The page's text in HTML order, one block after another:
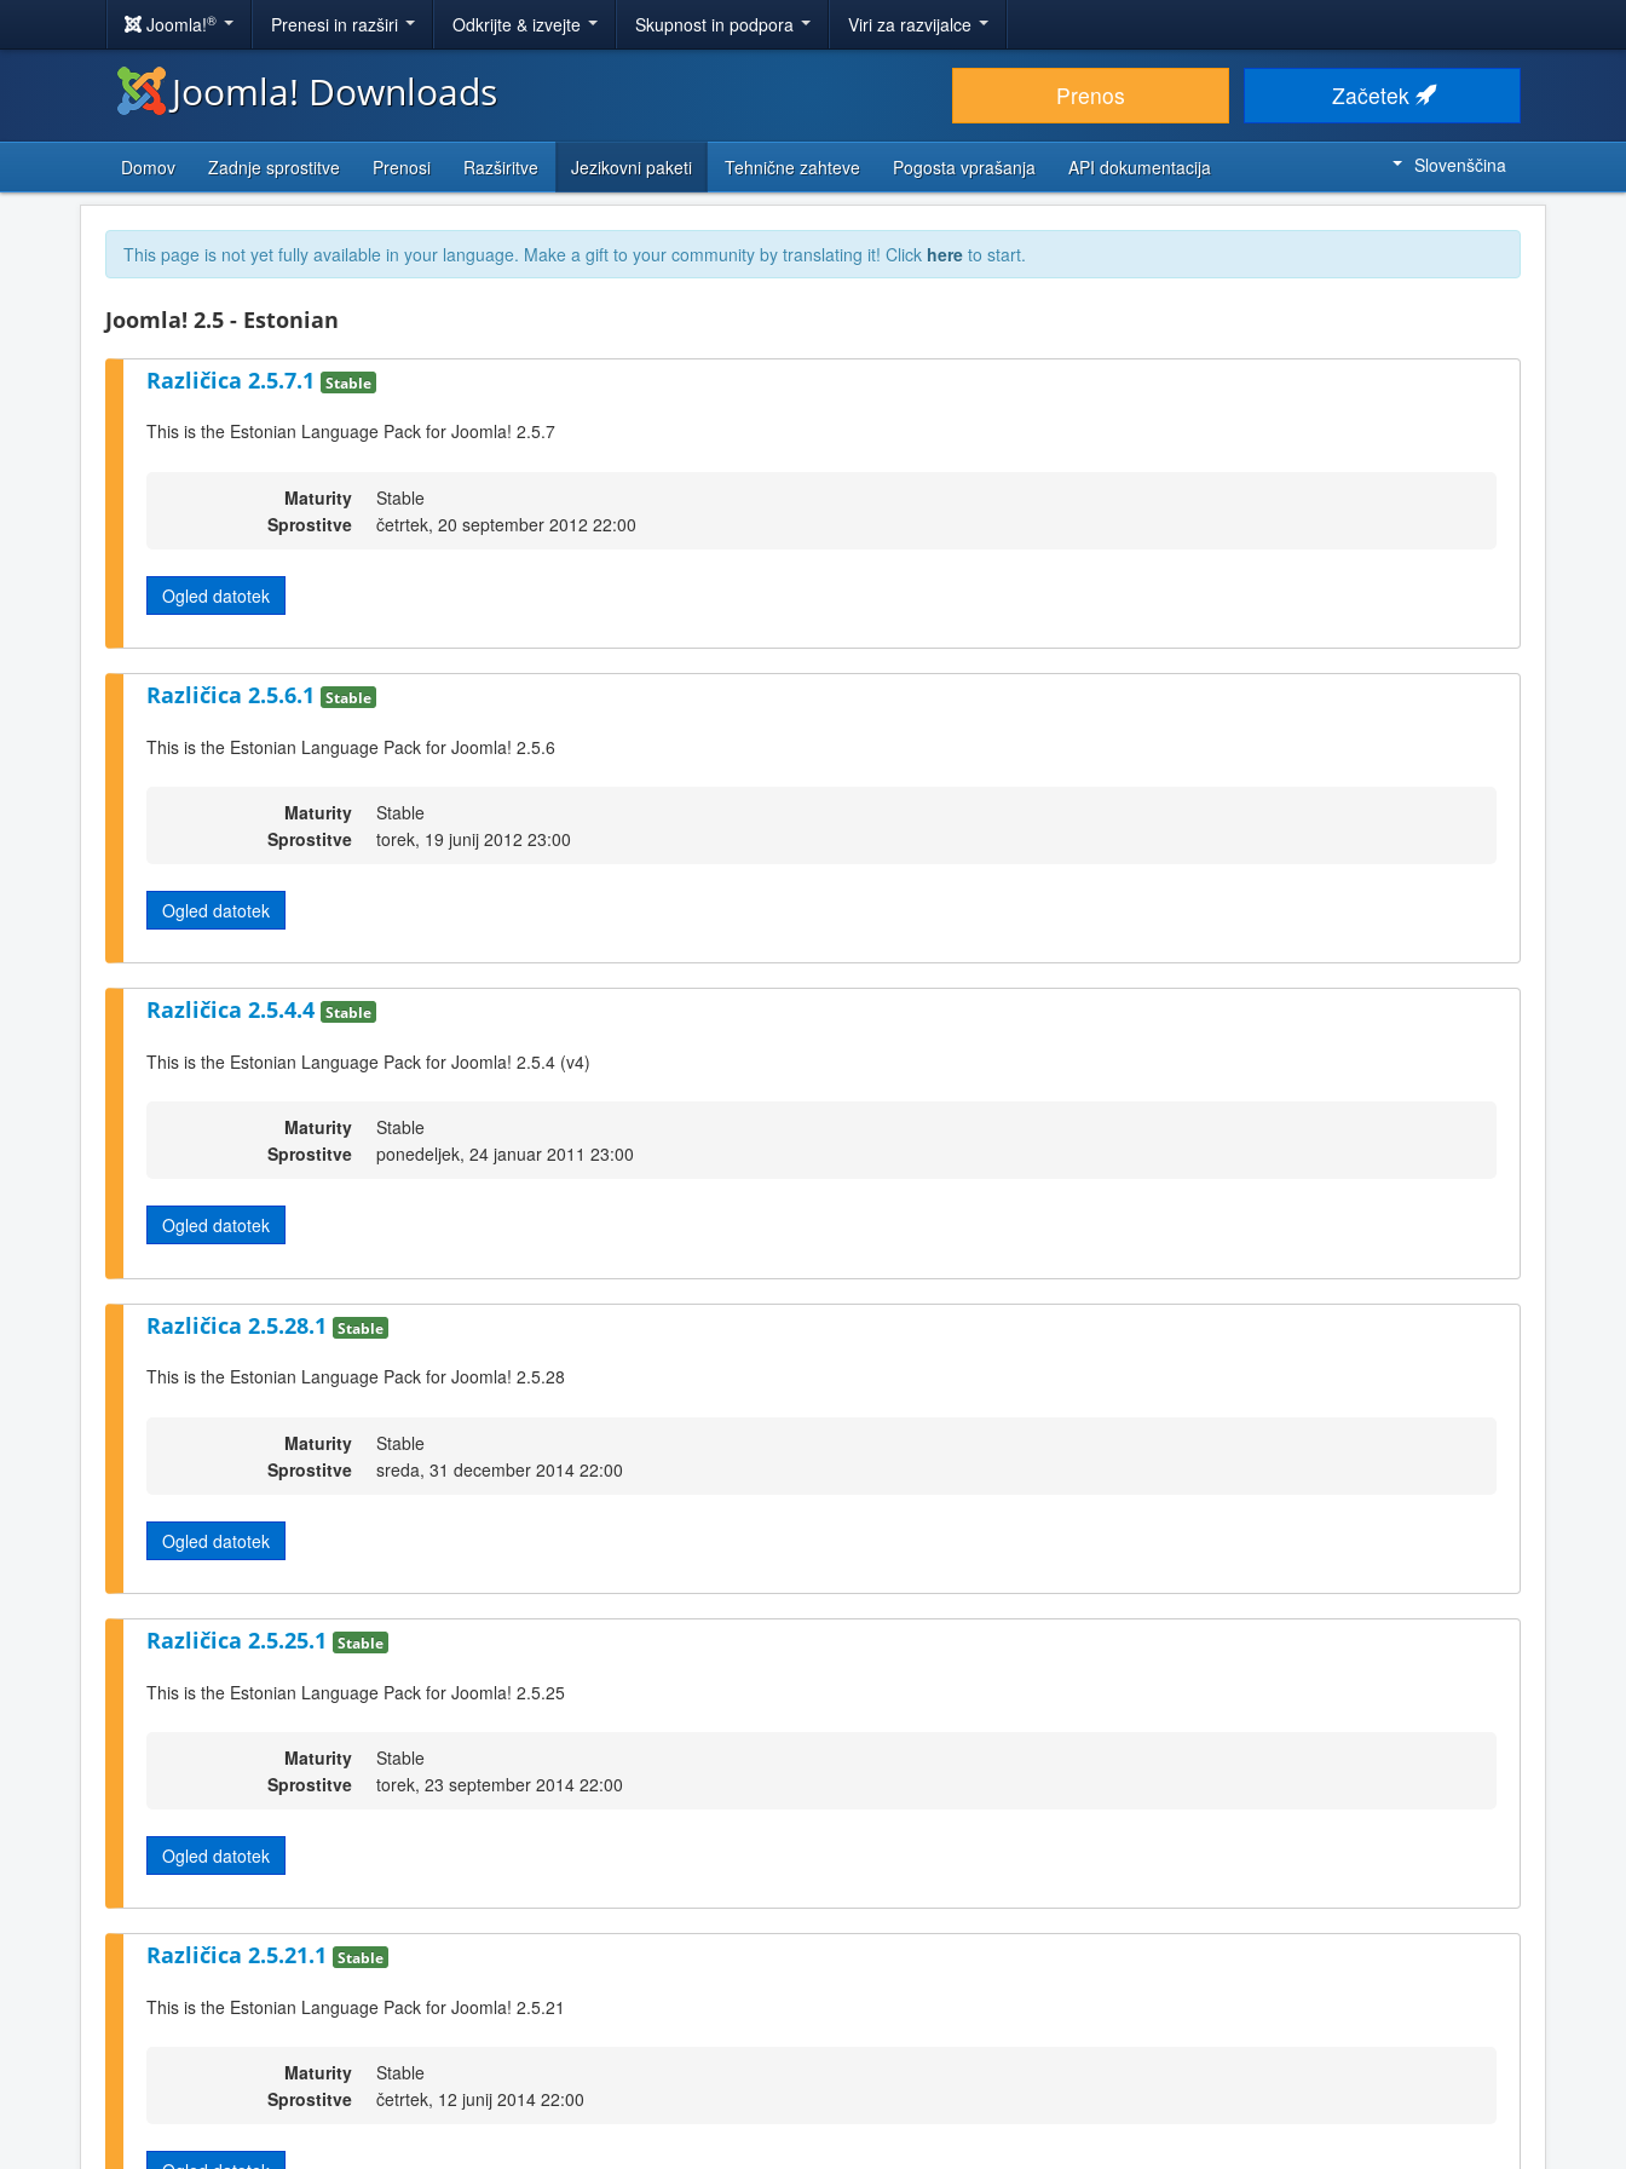
Joomla!® Prenesi in razširi Odkrijte & izvejte Skupnost in podpora Viri za razvijalce
Joomla! Downloads Prenos Začetek
Domov Zadnje sprostitve Prenosi Razširitve Jezikovni paketi Tehnične zahteve Pogosta vprašanja API dokumentacija Slovenščina
This page is not yet fully available in your language. Make a gift to your community by translating it! Click here to start.
Joomla! 2.5 - Estonian
Različica 2.5.7.1 Stable
This is the Estonian Language Pack for Joomla! 2.5.7
Maturity
Stable
Sprostitve
četrtek, 20 september 2012 22:00
Ogled datotek
Različica 2.5.6.1 Stable
This is the Estonian Language Pack for Joomla! 2.5.6
Maturity
Stable
Sprostitve
torek, 19 junij 2012 23:00
Ogled datotek
Različica 2.5.4.4 Stable
This is the Estonian Language Pack for Joomla! 2.5.4 (v4)
Maturity
Stable
Sprostitve
ponedeljek, 24 januar 2011 23:00
Ogled datotek
Različica 2.5.28.1 Stable
This is the Estonian Language Pack for Joomla! 2.5.28
Maturity
Stable
Sprostitve
sreda, 31 december 2014 22:00
Ogled datotek
Različica 2.5.25.1 Stable
This is the Estonian Language Pack for Joomla! 2.5.25
Maturity
Stable
Sprostitve
torek, 23 september 2014 22:00
Ogled datotek
Različica 2.5.21.1 Stable
This is the Estonian Language Pack for Joomla! 2.5.21
Maturity
Stable
Sprostitve
četrtek, 12 junij 2014 22:00